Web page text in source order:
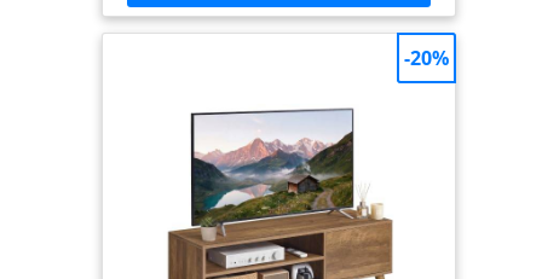
l'électricité, elle
nécessite des
piles, qui ne sont
pas incluses.
pièce
-20%